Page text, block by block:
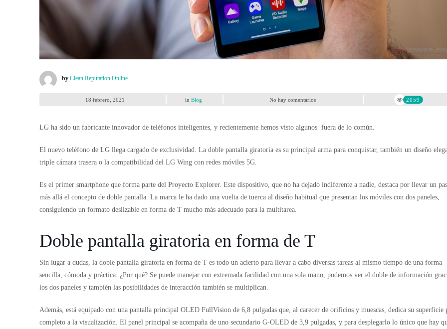
by Clean Reputation Online
18 febrero, 2021 in Blog No hay comentarios 2059
LG ha sido un fabricante innovador de teléfonos inteligentes, y recientemente hemos visto algunos fuera de lo común.
El nuevo teléfono de LG llega cargado de exclusividad. La doble pantalla giratoria es su principal arma para conquistar, también un diseño
triple cámara trasera o la compatibilidad del LG Wing con redes móviles 5G.
Es el primer smartphone que forma parte del Proyecto Explorer. Este dispositivo, que no ha dejado indiferente a nadie, destaca por llevar un
más allá el concepto de doble pantalla. La marca le ha dado una vuelta de tuerca al diseño habitual que presentan los móviles con dos paneles,
consiguiendo un formato deslizable en forma de T mucho más adecuado para la multitarea.
Doble pantalla giratoria en forma de T
Sin lugar a dudas, la doble pantalla giratoria en forma de T es todo un acierto para llevar a cabo diversas tareas al mismo tiempo de una forma
sencilla, cómoda y práctica. ¿Por qué? Se puede manejar con extremada facilidad con una sola mano, podemos ver el doble de información
los dos paneles y también las posibilidades de interacción también se multiplican.
Además, está equipado con una pantalla principal OLED FullVision de 6,8 pulgadas que, al carecer de orificios y muescas, dedica su superficie
completo a la visualización. El panel principal se acompaña de uno secundario G-OLED de 3,9 pulgadas, y para desplegarlo lo único que hay